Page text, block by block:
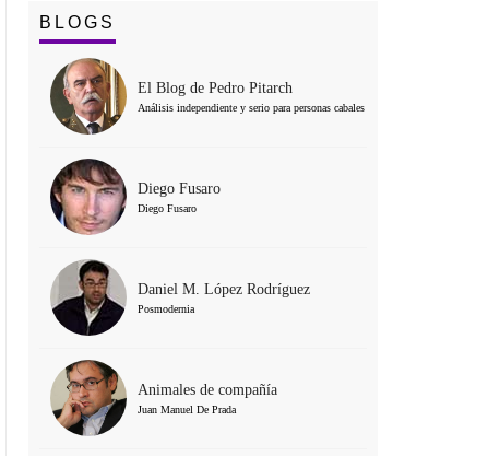
BLOGS
El Blog de Pedro Pitarch
Análisis independiente y serio para personas cabales
Diego Fusaro
Diego Fusaro
Daniel M. López Rodríguez
Posmodernia
Animales de compañía
Juan Manuel De Prada